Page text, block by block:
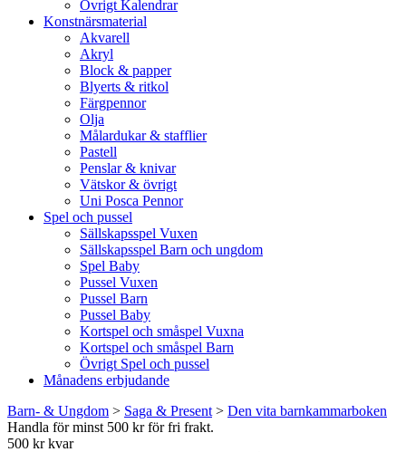
Övrigt Kalendrar
Konstnärsmaterial
Akvarell
Akryl
Block & papper
Blyerts & ritkol
Färgpennor
Olja
Målardukar & stafflier
Pastell
Penslar & knivar
Vätskor & övrigt
Uni Posca Pennor
Spel och pussel
Sällskapsspel Vuxen
Sällskapsspel Barn och ungdom
Spel Baby
Pussel Vuxen
Pussel Barn
Pussel Baby
Kortspel och småspel Vuxna
Kortspel och småspel Barn
Övrigt Spel och pussel
Månadens erbjudande
Barn- & Ungdom > Saga & Present > Den vita barnkammarboken
Handla för minst 500 kr för fri frakt.
500 kr kvar